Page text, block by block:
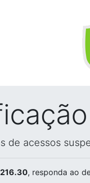
de acessos
, responda ao